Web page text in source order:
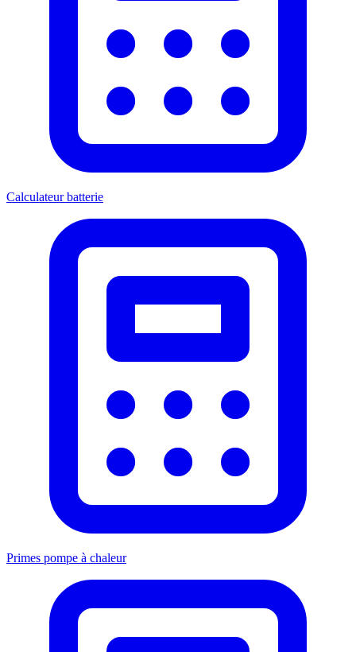
Calculateur batterie
Primes pompe à chaleur